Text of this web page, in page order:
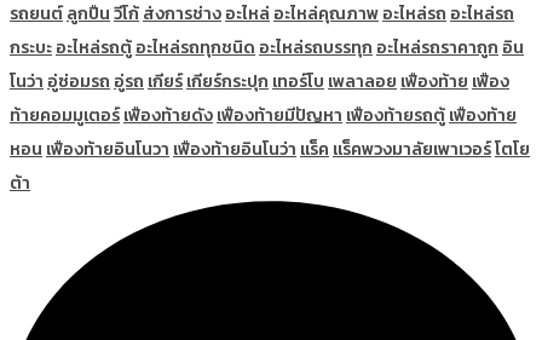
รถยนต์ลูกปืนวีโก้ส่งการช่างอะไหล่อะไหล่คุณภาพอะไหล่รถอะไหล่รถ
กระบะอะไหล่รถตู้อะไหล่รถทุกชนิดอะไหล่รถบรรทุกอะไหล่รถราคาถูกอิน
โนว่าอู่ซ่อมรถอู่รถเกียร์เกียร์กระปุกเทอร์โบเพลาลอยเฟืองท้ายเฟือง
ท้ายคอมมูเตอร์เฟืองท้ายดังเฟืองท้ายมีปัญหาเฟืองท้ายรถตู้เฟืองท้าย
หอนเฟืองท้ายอินโนวาเฟืองท้ายอินโนว่าแร็คแร็คพวงมาลัยเพาเวอร์โตโย
ต้า